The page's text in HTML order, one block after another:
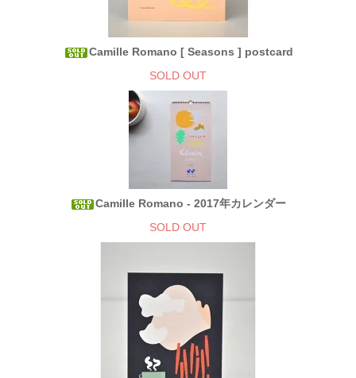
Camille Romano [ Seasons ] postcard
SOLD OUT
Camille Romano - 2017年カレンダー
SOLD OUT